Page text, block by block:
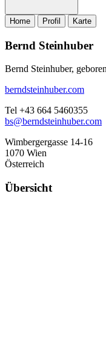
Home Profil Karte
Bernd Steinhuber
Bernd Steinhuber,
berndsteinhuber.com
Tel +43 664 5460355
bs@berndsteinhuber.com
Wimbergergasse 14-16
1070 Wien
Österreich
Übersicht